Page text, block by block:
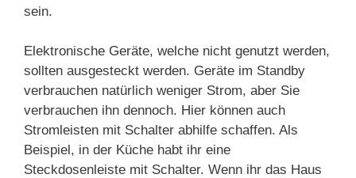
sein.
Elektronische Geräte, welche nicht genutzt werden,
sollten ausgesteckt werden. Geräte im Standby
verbrauchen natürlich weniger Strom, aber Sie
verbrauchen ihn dennoch. Hier können auch
Stromleisten mit Schalter abhilfe schaffen. Als
Beispiel, in der Küche habt ihr eine
Steckdosenleiste mit Schalter. Wenn ihr das Haus